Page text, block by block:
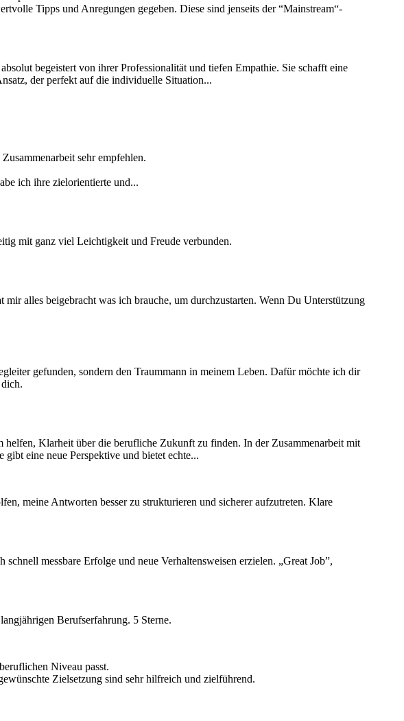
Tipps und Anregungen gegeben. Diese sind jenseits der “Mainstream“-
begeistert von ihrer Professionalität und tiefen Empathie. Sie schafft eine
der perfekt auf die individuelle Situation...
sehr empfehlen.
ich ihre zielorientierte und...
mit ganz viel Leichtigkeit und Freude verbunden.
alles beigebracht was ich brauche, um durchzustarten. Wenn Du Unterstützung
gefunden, sondern den Traummann in meinem Leben. Dafür möchte ich dir
Klarheit über die berufliche Zukunft zu finden. In der Zusammenarbeit mit
eine neue Perspektive und bietet echte...
meine Antworten besser zu strukturieren und sicherer aufzutreten. Klare
messbare Erfolge und neue Verhaltensweisen erzielen. „Great Job”,
Berufserfahrung. 5 Sterne.
Niveau passt.
Zielsetzung sind sehr hilfreich und zielführend.